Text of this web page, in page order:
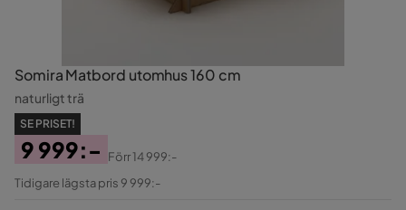
Somira Matbord utomhus 160 cm
naturligt trä
SE PRISET!
Pris
9 999:-
Original
Förr14 999:-
Tidigare lägsta pris 9 999:-